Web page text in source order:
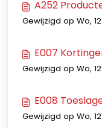
A252
Gewijzigd op Wo,
E007
Gewijzigd op Wo,
E008
Gewijzigd op Wo,